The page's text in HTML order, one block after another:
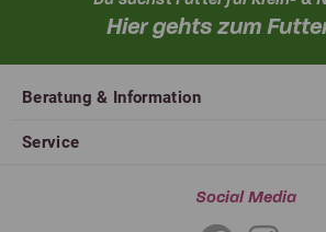
Hier gehts zum
Beratung & Information
Service
Social Media